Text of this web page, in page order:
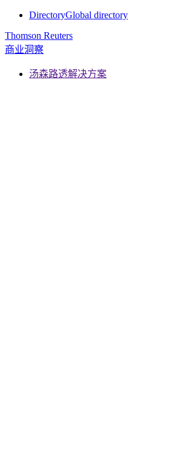
DirectoryGlobal directory
Thomson Reuters
商业洞察
汤森路透解决方案